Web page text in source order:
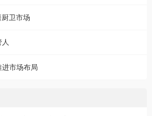
厨卫市场
市场布局